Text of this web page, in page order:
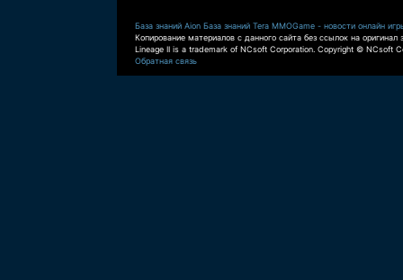
База знаний Aion База знаний Tera MMOGame - новости онлайн
Копирование материалов с данного сайта без ссылок на оригинал
Lineage II is a trademark of NCsoft Corporation. Copyright © NCsoft
Обратная связь